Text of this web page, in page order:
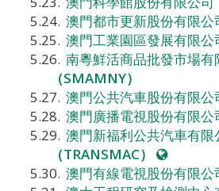
澳門都市更新股份有限公
澳門工業園區發展有限公
南粵鮮活商品批發市場有
（SMAMNY）
澳門公共汽車股份有限公
澳門廣播電視股份有限公
澳門新福利公共汽車有限
（TRANSMAC）
網
站
澳門有線電視股份有限公